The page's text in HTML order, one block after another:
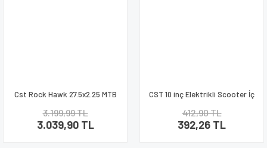
Cst Rock Hawk 27.5x2.25 MTB
3.199,99 TL
3.039,90 TL
CST 10 inç Elektrikli Scooter İç
412,90 TL
392,26 TL